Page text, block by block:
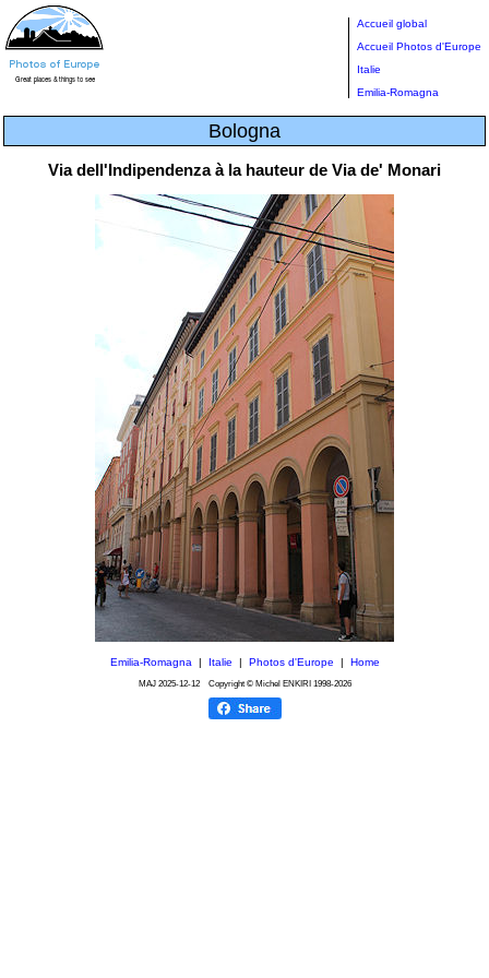
Accueil global
Accueil Photos d'Europe
Italie
Emilia-Romagna
Bologna
Via dell'Indipendenza à la hauteur de Via de' Monari
Emilia-Romagna| Italie Photos d'Europe Home
MAJ 2025-12-12Copyright © Michel ENKIRI 1998-2026